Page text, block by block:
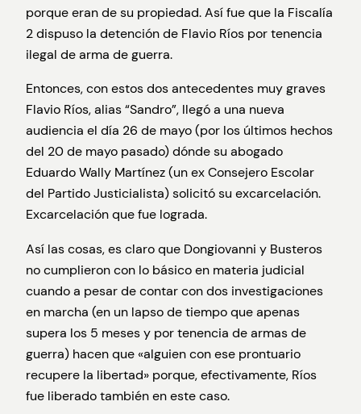
porque eran de su propiedad. Así fue que la Fiscalía
2 dispuso la detención de Flavio Ríos por tenencia
ilegal de arma de guerra.
Entonces, con estos dos antecedentes muy graves
Flavio Ríos, alias “Sandro”, llegó a una nueva
audiencia el día 26 de mayo (por los últimos hechos
del 20 de mayo pasado) dónde su abogado
Eduardo Wally Martínez (un ex Consejero Escolar
del Partido Justicialista) solicitó su excarcelación.
Excarcelación que fue lograda.
Así las cosas, es claro que Dongiovanni y Busteros
no cumplieron con lo básico en materia judicial
cuando a pesar de contar con dos investigaciones
en marcha (en un lapso de tiempo que apenas
supera los 5 meses y por tenencia de armas de
guerra) hacen que «alguien con ese prontuario
recupere la libertad» porque, efectivamente, Ríos
fue liberado también en este caso.